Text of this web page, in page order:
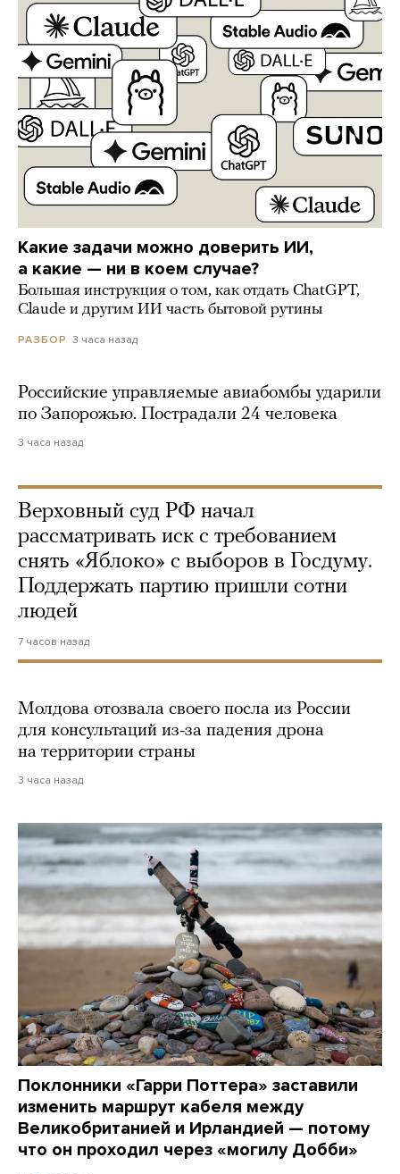
Какие задачи можно доверить ИИ,
а какие — ни в коем случае?
Большая инструкция о том, как отдать ChatGPT,
Claude и другим ИИ часть бытовой рутины
РАЗБОР 3 часа назад
Российские управляемые авиабомбы ударили
по Запорожью. Пострадали 24 человека
3 часа назад
Верховный суд РФ начал
рассматривать иск с требованием
снять «Яблоко» с выборов в Госдуму.
Поддержать партию пришли сотни
людей
7 часов назад
Молдова отозвала своего посла из России
для консультаций из-за падения дрона
на территории страны
3 часа назад
Поклонники «Гарри Поттера» заставили
изменить маршрут кабеля между
Великобританией и Ирландией — потому
что он проходил через «могилу Добби»